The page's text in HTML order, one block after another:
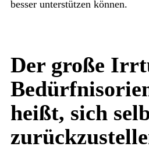
besser unterstützen können.
Der große
heißt, sich